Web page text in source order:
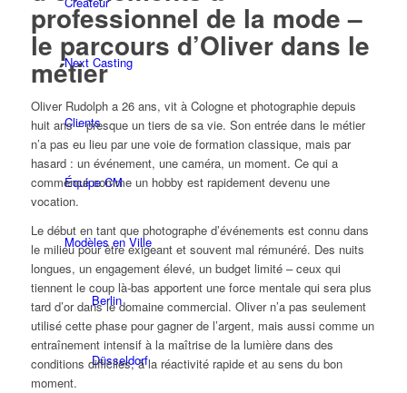
Next Casting
Clients
Équipe CM
Modèles en Ville
Berlin
Düsseldorf
professionnel de la mode –
le parcours d’Oliver dans le
métier
Oliver Rudolph a 26 ans, vit à Cologne et photographie depuis
huit ans – presque un tiers de sa vie. Son entrée dans le métier
n’a pas eu lieu par une voie de formation classique, mais par
hasard : un événement, une caméra, un moment. Ce qui a
commencé comme un hobby est rapidement devenu une
vocation.
Le début en tant que photographe d’événements est connu dans
le milieu pour être exigeant et souvent mal rémunéré. Des nuits
longues, un engagement élevé, un budget limité – ceux qui
tiennent le coup là-bas apportent une force mentale qui sera plus
tard d’or dans le domaine commercial. Oliver n’a pas seulement
utilisé cette phase pour gagner de l’argent, mais aussi comme un
entraînement intensif à la maîtrise de la lumière dans des
conditions difficiles, à la réactivité rapide et au sens du bon
moment.